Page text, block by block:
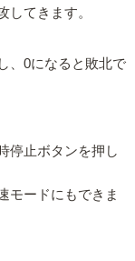
してきます。
、0になると敗北で
停止ボタンを押し
モードにもできま